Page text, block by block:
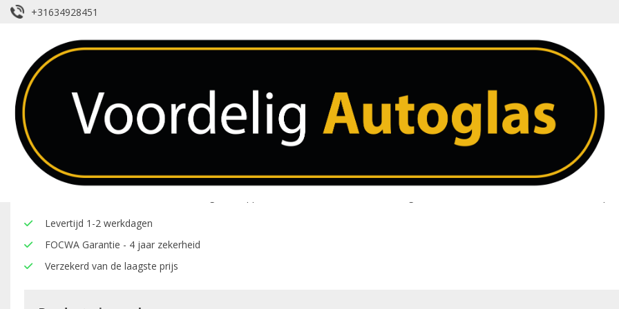
+31634928451
Lijsten – Hyundai – Sonata
Over dit product
Levertijd 1-2 werkdagen
FOCWA Garantie - 4 jaar zekerheid
Verzekerd van de laagste prijs